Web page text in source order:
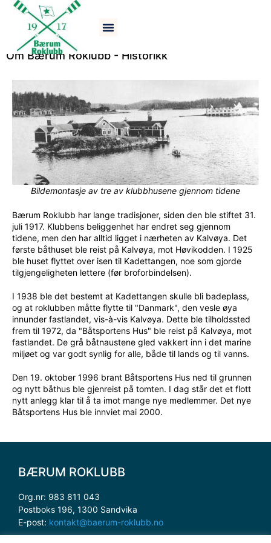
Båtsportens hus
Om Bærum Roklubb - Historikk
Bildemontasje av tre av klubbhusene gjennom tidene
Bærum Roklubb har lange tradisjoner, siden den ble stiftet 31.
juli 1917. Klubbens beliggenhet har endret seg gjennom
tidene, men den har alltid ligget i nærheten av Kalvøya. Det
første båthuset ble reist på Kalvøya, mot Høvikodden. I 1925
ble huset flyttet over isen til Kadettangen, noe som gjorde
tilgjengeligheten lettere (før broforbindelsen).
I 1938 ble det bestemt at Kadettangen skulle bli badeplass,
og at roklubben måtte flytte til "Danmark", den vesle øya
innunder fastlandet, vis-à-vis Kalvøya. Dette ble tilholdssted
frem til 1972, da "Båtsportens Hus" ble reist på Kalvøya, mot
fastlandet. De grå båtnaustene gled vakkert inn i det marine
miljøet og var godt synlig for alle, både til lands og til vanns.
Den 19. oktober 1996 brant Båtsportens Hus ned til grunnen
og nytt båthus ble gjenreist på tomten. I dag står det et flott
nytt anlegg klar til å ta imot mange nye medlemmer. Det nye
Båtsportens Hus ble innviet mai 2000.
BÆRUM ROKLUBB
Org.nr: 983 811 043
Postboks 196, 1300 Sandvika
E-post: kontakt@baerum-roklubb.no